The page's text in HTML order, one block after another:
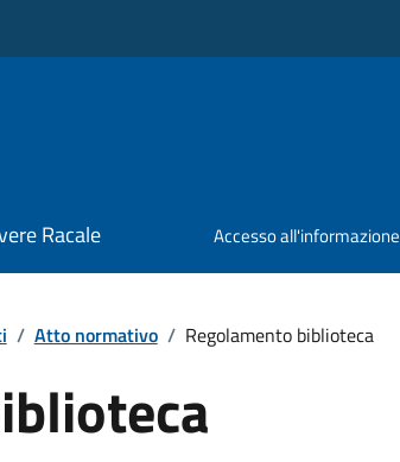
Racale Accesso all'informazione
/ Atto normativo / Regolamento biblioteca